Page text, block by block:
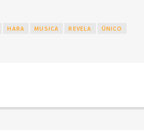
HARA MUSICA REVELA ÚNICO